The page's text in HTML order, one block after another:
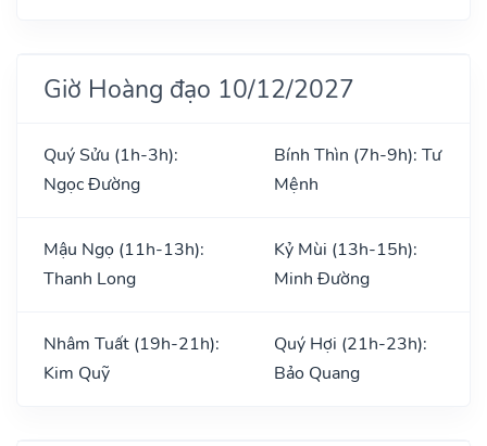
Giờ Hoàng đạo 10/12/2027
Quý Sửu (1h-3h):
Ngọc Đường
Bính Thìn (7h-9h): Tư
Mệnh
Mậu Ngọ (11h-13h):
Thanh Long
Kỷ Mùi (13h-15h):
Minh Đường
Nhâm Tuất (19h-21h):
Kim Quỹ
Quý Hợi (21h-23h):
Bảo Quang